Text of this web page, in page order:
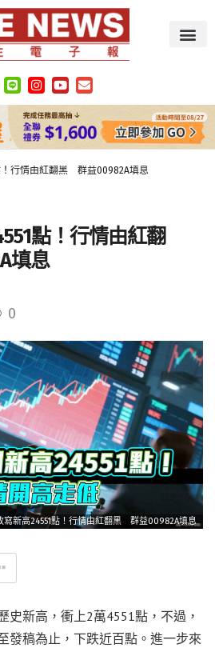
！行情由紅翻黑 群益00982A填息
點！行情由紅翻
填息
0
寫新高24551點！行情由紅翻黑 群益00982A填息
史新高，衝上2萬4551點，不過，
發稿為止，下跌近百點。進一步來